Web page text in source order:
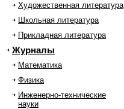
Художественная литература
Школьная литература
Прикладная литература
Журналы
Математика
Физика
Инженерно-технические
науки